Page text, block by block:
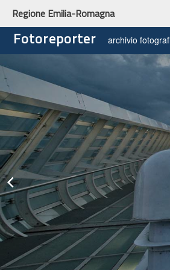
Regione Emilia-Romagna
Fotoreporter archivio